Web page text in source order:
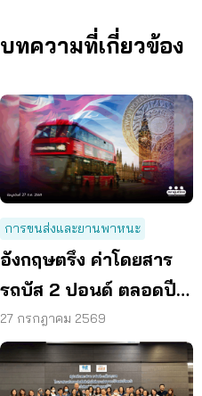
บทความที่เกี่ยวข้อง
การขนส่งและยานพาหนะ
อังกฤษตรึง ค่าโดยสาร
รถบัส 2 ปอนด์ ตลอดปี
70 ลดค่าครองชีพ
27 กรกฎาคม 2569